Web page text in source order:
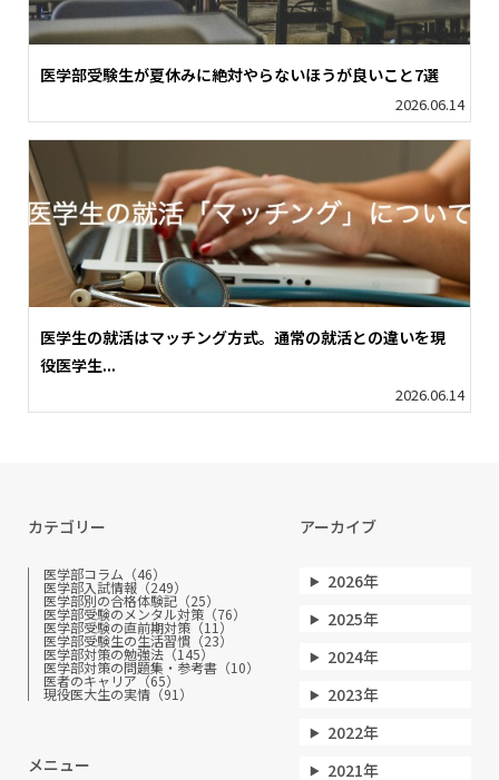
医学部受験生が夏休みに絶対やらないほうが良いこと7選
2026.06.14
医学生の就活はマッチング方式。通常の就活との違いを現
役医学生...
2026.06.14
カテゴリー
医学部コラム（46）
医学部入試情報（249）
医学部別の合格体験記（25）
医学部受験のメンタル対策（76）
医学部受験の直前期対策（11）
医学部受験生の生活習慣（23）
医学部対策の勉強法（145）
医学部対策の問題集・参考書（10）
医者のキャリア（65）
現役医大生の実情（91）
メニュー
アーカイブ
2026年
2025年
2024年
2023年
2022年
2021年